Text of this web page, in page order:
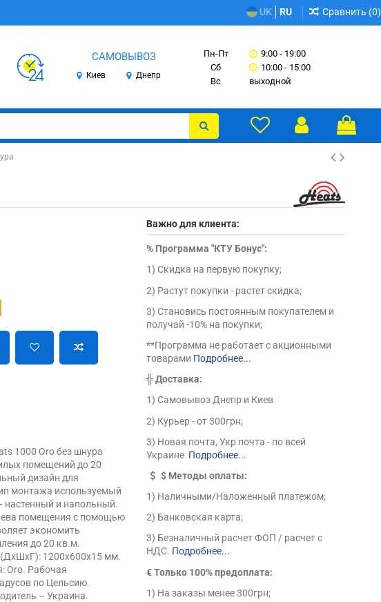
UK RU Сравнить (0)
САМОВЫВОЗ
Киев Днепр
Пн-Пт
Сб
Вс
9:00 - 19:00
10:00 - 15:00
выходной
1000 Oro без шнура
помещений до 20
дизайн для
монтажа используемый
настенный и напольный.
помещения с помощью
экономить
до 20 кв.м.
1200х600х15 мм.
Oro. Рабочая
по Цельсию.
– Украина.
Важно для клиента:
% Программа "КТУ Бонус":
1) Скидка на первую покупку;
2) Растут покупки - растет скидка;
3) Становись постоянным покупателем и
получай -10% на покупки;
**Программа не работает с акционными
товарами Подробнее...
╬Доставка:
1) Самовывоз Днепр и Киев
2) Курьер - от 300грн;
3) Новая почта, Укр почта - по всей
Украине Подробнее...
$ Методы оплаты:
1) Наличными/Наложенный платежом;
2) Банковская карта;
3) Безналичный расчет ФОП / расчет с
НДС. Подробнее...
€ Только 100% предоплата:
1) На заказы менее 300грн;